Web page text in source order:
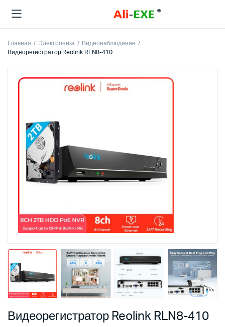
Главная Электроника
Видеонаблюдение
Видеорегистратор Reolink RLN8-410
Видеорегистратор Reolink RLN8-410